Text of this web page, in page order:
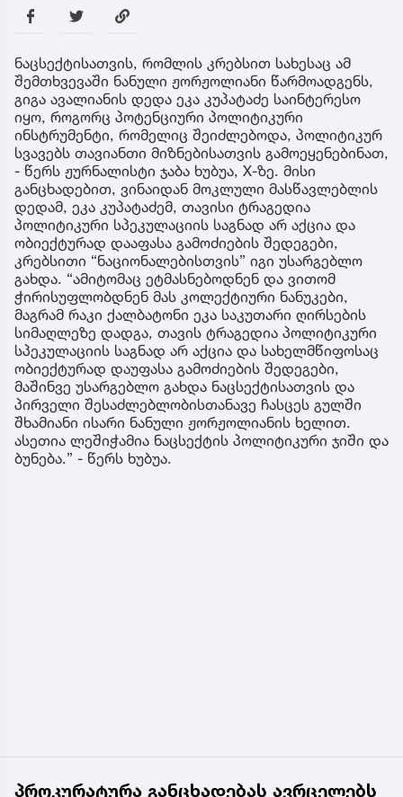
ნაცსექტისათვის, რომლის კრებსით სახესაც ამ
შემთხვევაში ნანული ჟორჟოლიანი წარმოადგენს,
გიგა ავალიანის დედა ეკა კუპატაძე საინტერესო
იყო, როგორც პოტენციური პოლიტიკური
ინსტრუმენტი, რომელიც შეიძლებოდა, პოლიტიკურ
სვავებს თავიანთი მიზნებისათვის გამოეყენებინათ,
- წერს ჟურნალისტი ჯაბა ხუბუა, X-ზე. მისი
განცხადებით, ვინაიდან მოკლული მასწავლებლის
დედამ, ეკა კუპატაძემ, თავისი ტრაგედია
პოლიტიკური სპეკულაციის საგნად არ აქცია და
ობიექტურად დააფასა გამოძიების შედეგები,
კრებსითი “ნაციონალებისთვის” იგი უსარგებლო
გახდა. “ამიტომაც ეტმასნებოდნენ და ვითომ
ჭირისუფლობდნენ მას კოლექტიური ნანუკები,
მაგრამ რაკი ქალბატონი ეკა საკუთარი ღირსების
სიმაღლეზე დადგა, თავის ტრაგედია პოლიტიკური
სპეკულაციის საგნად არ აქცია და სახელმწიფოსაც
ობიექტურად დაუფასა გამოძიების შედეგები,
მაშინვე უსარგებლო გახდა ნაცსექტისათვის და
პირველი შესაძლებლობისთანავე ჩასცეს გულში
შხამიანი ისარი ნანული ჟორჟოლიანის ხელით.
ასეთია ლეშიჭამია ნაცსექტის პოლიტიკური ჯიში და
ბუნება.” - წერს ხუბუა.
პროკურატურა განცხადებას ავრცელებს